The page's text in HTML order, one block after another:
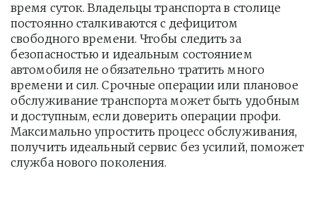
время суток. Владельцы транспорта в столице
постоянно сталкиваются с дефицитом
свободного времени. Чтобы следить за
безопасностью и идеальным состоянием
автомобиля не обязательно тратить много
времени и сил. Срочные операции или плановое
обслуживание транспорта может быть удобным
и доступным, если доверить операции профи.
Максимально упростить процесс обслуживания,
получить идеальный сервис без усилий, поможет
служба нового поколения.